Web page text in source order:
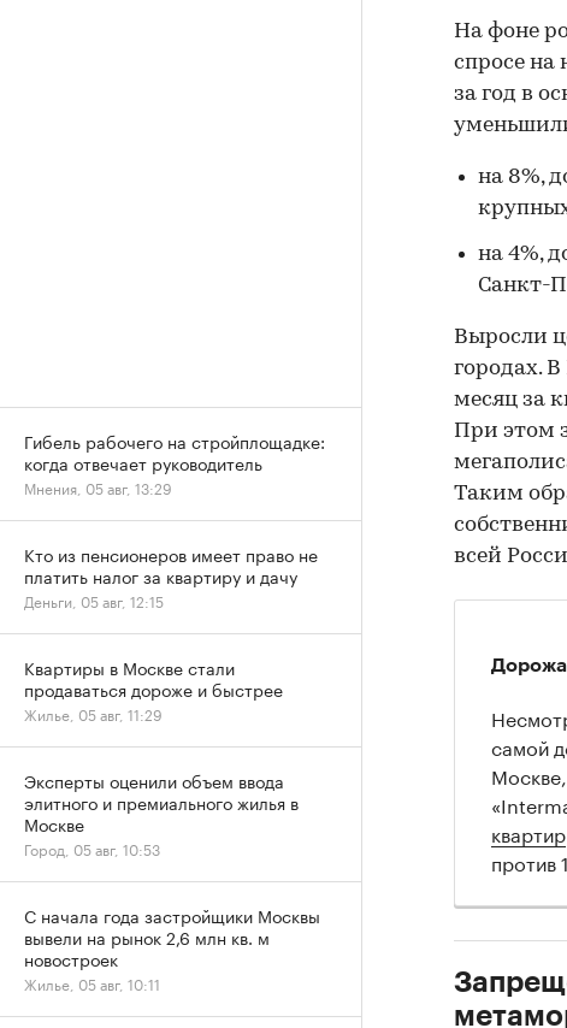
На фоне
спросе на
за год в
на 8%,
на 4%,
Санкт-
Выросли
городах.
месяц за
При этом
Таким
всей
самой
квартир
против
Гибель рабочего на стройплощадке:
когда отвечает руководитель
Мнения, 05 авг, 13:29
Кто из пенсионеров имеет право не
платить налог за квартиру и дачу
Деньги, 05 авг, 12:15
Квартиры в Москве стали
продаваться дороже и быстрее
Жилье, 05 авг, 11:29
Эксперты оценили объем ввода
элитного и премиального жилья в
Москве
Город, 05 авг, 10:53
С начала года застройщики Москвы
вывели на рынок 2,6 млн кв. м
новостроек
Жилье, 05 авг, 10:11